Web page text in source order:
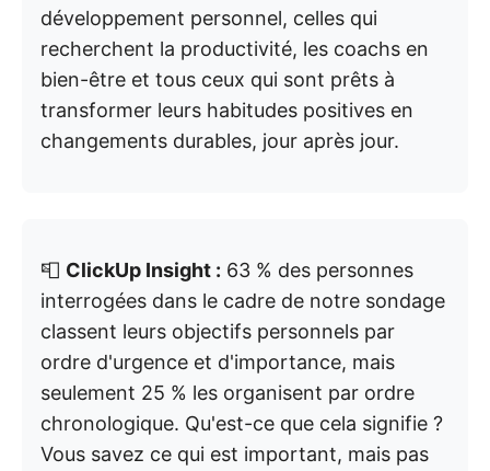
développement personnel, celles qui
recherchent la productivité, les coachs en
bien-être et tous ceux qui sont prêts à
transformer leurs habitudes positives en
changements durables, jour après jour.
📮 ClickUp Insight : 63 % des personnes
interrogées dans le cadre de notre sondage
classent leurs objectifs personnels par
ordre d'urgence et d'importance, mais
seulement 25 % les organisent par ordre
chronologique. Qu'est-ce que cela signifie ?
Vous savez ce qui est important, mais pas